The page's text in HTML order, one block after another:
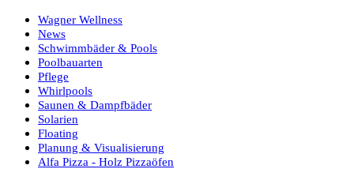
Wagner Wellness
News
Schwimmbäder & Pools
Poolbauarten
Pflege
Whirlpools
Saunen & Dampfbäder
Solarien
Floating
Planung & Visualisierung
Alfa Pizza - Holz Pizzaöfen